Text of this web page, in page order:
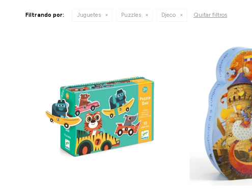
Filtrando por: Juguetes Puzzles Djeco Quitar filtros